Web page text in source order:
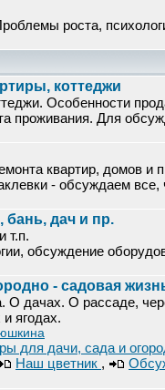
роста,
коттеджи
Особенности
проживания. Для
квартир, домов
- обсуждаем
бань, дач и пр.
т.п.
обсуждение
- садовая
О дачах. О рассаде,
ягодах.
для дачи, сада и
Наш цветник ,